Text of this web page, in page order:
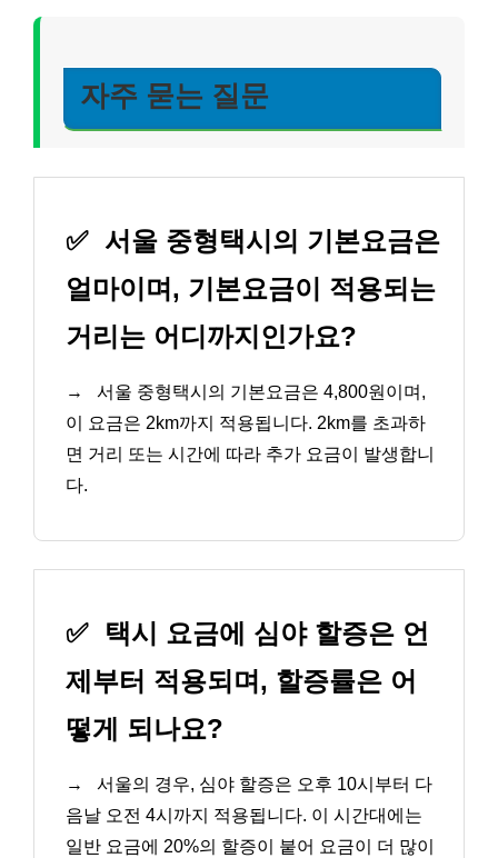
자주 묻는 질문
✅ 서울 중형택시의 기본요금은
얼마이며, 기본요금이 적용되는
거리는 어디까지인가요?
→
서울 중형택시의 기본요금은 4,800원이며,
이 요금은 2km까지 적용됩니다. 2km를 초과하
면 거리 또는 시간에 따라 추가 요금이 발생합니
다.
✅
택시 요금에 심야 할증은 언
제부터 적용되며, 할증률은 어
떻게 되나요?
→
서울의 경우, 심야 할증은 오후 10시부터 다
음날 오전 4시까지 적용됩니다. 이 시간대에는
일반 요금에 20%의 할증이 붙어 요금이 더 많이